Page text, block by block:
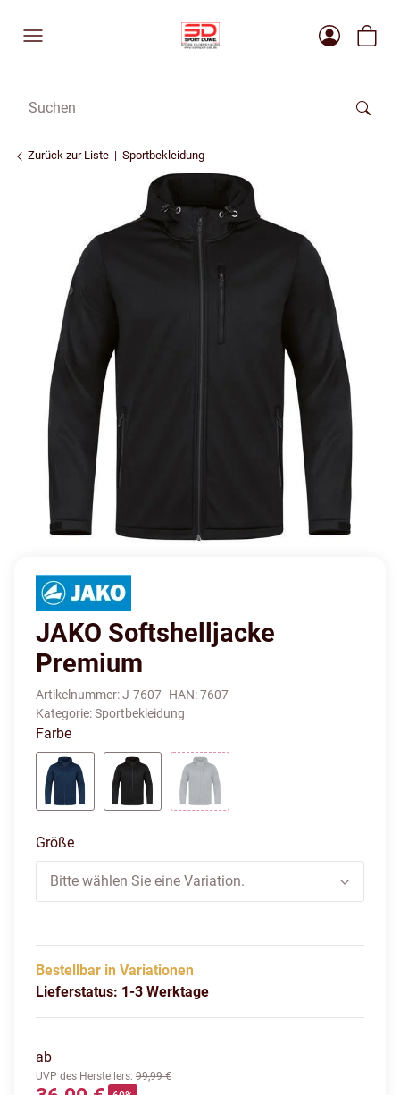
Zurück zur Liste Sportbekleidung
JAKO Softshelljacke
Premium
Artikelnummer:J-7607 HAN:7607
Kategorie:Sportbekleidung
Farbe
Größe
Bitte wählen Sie eine Variation.
Bestellbar in Variationen
Lieferstatus: 1-3 Werktage
ab
UVP des Herstellers: 99,99 €